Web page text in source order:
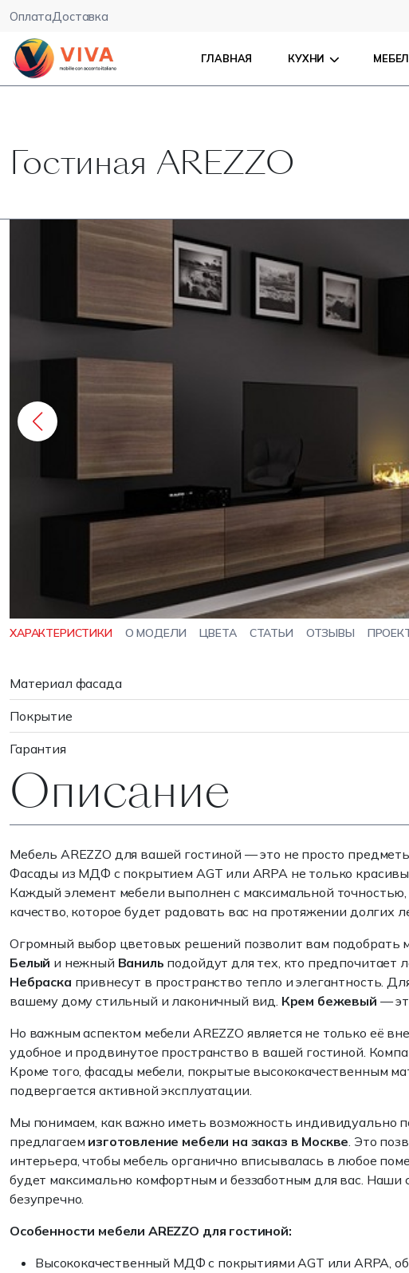
ОплатаДоставка
ГЛАВНАЯ КУХНИ
Гостиная AREZZO
ХАРАКТЕРИСТИКИ О МОДЕЛИ ЦВЕТА СТАТЬИ ОТЗЫВЫ
Материал фасада
Покрытие
Гарантия
Описание
Мебель AREZZO для вашей гостиной — это не просто
Фасады из МДФ с покрытием AGT или ARPA не только
Каждый элемент мебели выполнен с максимальной
качество, которое будет радовать вас на протяжении долгих
Огромный выбор цветовых решений позволит вам подобрать
Белый и нежный Ваниль подойдут для тех, кто предпочитает
Небраскапривнесут в пространство тепло и элегантность.
вашему дому стильный и лаконичный вид. Крем бежевый —
Но важным аспектом мебели AREZZO является не только её
удобное и продвинутое пространство в вашей гостиной.
Кроме того, фасады мебели, покрытые высококачественным
подвергается активной эксплуатации.
Мы понимаем, как важно иметь возможность индивидуально
предлагаем изготовление мебели на заказ в Москве. Это
интерьера, чтобы мебель органично вписывалась в любое
будет максимально комфортным и беззаботным для вас. Наши
безупречно.
Особенности мебели AREZZO для гостиной:
Высококачественный МДФ с покрытиями AGT или ARPA,